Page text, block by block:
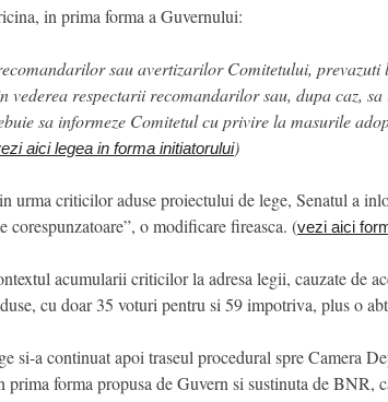
in prima forma a Guvernului:
sau avertizarilor Comitetului,
vederea respectarii recomandarilor sau, dupa caz,
sa informeze Comitetul cu privire la masurile
aici legea in forma initiatorului)
urma criticilor aduse proiectului de lege, Senatul a
corespunzatoare”, o modificare fireasca. (vezi aici
acumularii criticilor la adresa legii, cauzate de
cu doar 35 voturi pentru si 59 impotriva, plus o
si-a continuat apoi traseul procedural spre Camera
prima forma propusa de Guvern si sustinuta de BNR,